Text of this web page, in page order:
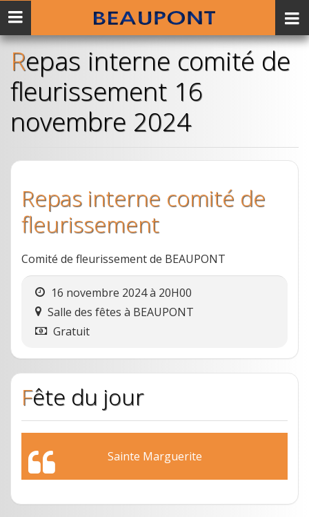
Repas interne comité de
fleurissement 16
novembre 2024
Repas interne comité de
fleurissement
Comité de fleurissement de BEAUPONT
16 novembre 2024 à 20H00
Salle des fêtes à BEAUPONT
Gratuit
Fête du jour
Sainte Marguerite
Menu
mobile